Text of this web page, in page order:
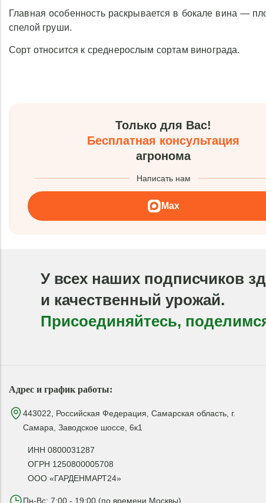
Главная особенность раскрывается в бокале вина —
спелой груши.
Сорт относится к среднерослым сортам винограда.
Только для Вас!
Бесплатная консультация
агронома
Написать нам
Max
У всех наших подписчиков
и качественный урожай.
Присоединяйтесь,
Адрес и график работы:
443022, Российская Федерация, Самарская область, г.
Самара, Заводское шоссе, 6к1
ИНН 0800031287
ОГРН 1250800005708
ООО «ГАРДЕНМАРТ24»
Пн-Вс: 7:00 - 19:00 (по времени Москвы)